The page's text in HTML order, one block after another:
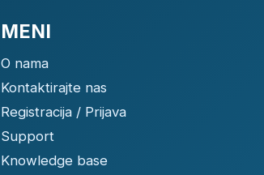
MENI
O nama
Kontaktirajte nas
Registracija / Prijava
Support
Knowledge base